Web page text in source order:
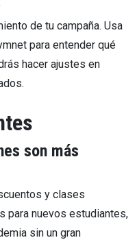
de tu campaña. Usa
para entender qué
hacer ajustes en
son más
y clases
para nuevos estudiantes,
sin un gran